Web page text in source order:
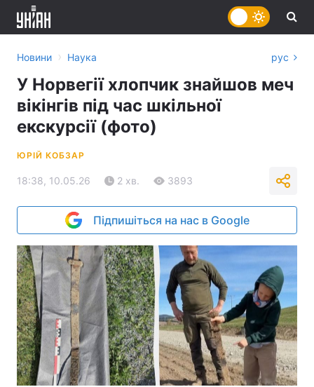
Новини › Наука рус
У Норвегії хлопчик знайшов меч
вікінгів під час шкільної
екскурсії (фото)
ЮРІЙ КОБЗАР
18:38, 10.05.26 2 хв. 3893
Підпишіться на нас в Google